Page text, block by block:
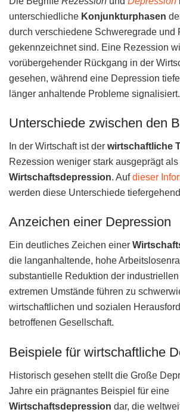
unterschiedliche Konjunkturphasen
durch verschiedene Schweregrade und
gekennzeichnet sind. Eine Rezession
vorübergehender Rückgang in der
gesehen, während eine Depression
länger anhaltende Probleme signalisiert.
Unterschiede zwischen den
In der Wirtschaft ist der wirtschaftliche
Rezession weniger stark ausgeprägt
Wirtschaftsdepression. Aufdieser
werden diese Unterschiede
Anzeichen einer Depression
Ein deutliches Zeichen einer
die langanhaltende, hohe
substantielle Reduktion der
extremen Umstände führen zu
wirtschaftlichen und sozialen
betroffenen Gesellschaft.
Beispiele für wirtschaftliche
Historisch gesehen stellt die Große
Jahre ein prägnantes Beispiel für eine
Wirtschaftsdepression dar, die